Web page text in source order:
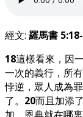
經文: 羅馬書
18這樣看來，因
一次的義行，所
悖逆，眾人成為
了。 20而且加添